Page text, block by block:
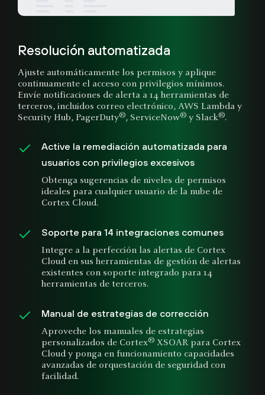
Resolución automatizada
Ajuste automáticamente los permisos y aplique
continuamente el acceso con privilegios mínimos.
Envíe notificaciones de alerta a 14 herramientas de
terceros, incluidos correo electrónico, AWS Lambda y
Security Hub, PagerDuty®, ServiceNow® y Slack®.
Active la remediación automatizada para
usuarios con privilegios excesivos
Obtenga sugerencias de niveles de permisos
ideales para cualquier usuario de la nube de
Cortex Cloud.
Soporte para 14 integraciones comunes
Integre a la perfección las alertas de Cortex
Cloud en sus herramientas de gestión de alertas
existentes con soporte integrado para 14
herramientas de terceros.
Manual de estrategias de corrección
Aproveche los manuales de estrategias
personalizados de Cortex® XSOAR para Cortex
Cloud y ponga en funcionamiento capacidades
avanzadas de orquestación de seguridad con
facilidad.